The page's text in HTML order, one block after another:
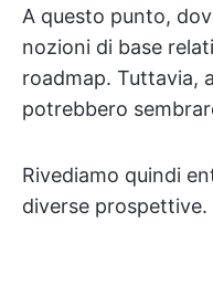
A questo punto,
nozioni di base
roadmap. Tuttavia,
potrebbero
Rivediamo quindi
diverse prospettive.